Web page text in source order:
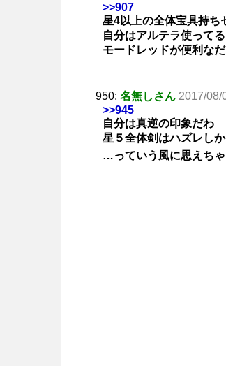
>>907
星4以上の全体宝具持ち
自分はアルテラ使って
モードレッドが便利な
950: 名無しさん 2017/08/
>>945
自分は真逆の印象だわ
星５全体剣はハズレし
…っていう風に思えち